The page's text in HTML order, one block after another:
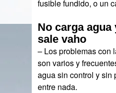
fusible fundido, o un
No carga
sale vaho
– Los problemas con
son varios y
agua sin control y sin
entre nada.